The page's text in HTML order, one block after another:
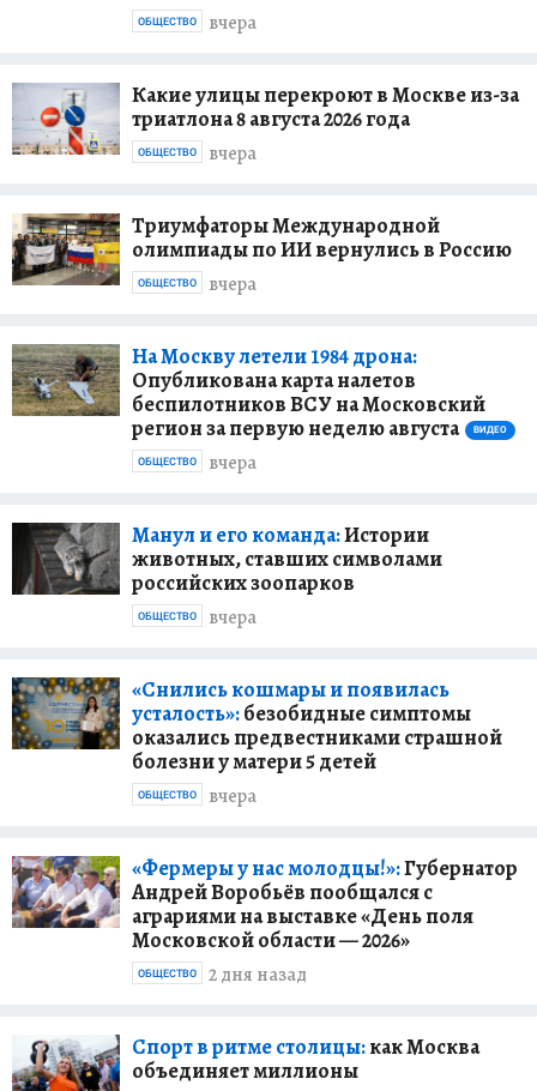
вчера
ОБЩЕСТВО
Какие улицы перекроют в Москве из-за
триатлона 8 августа 2026 года
вчера
ОБЩЕСТВО
Триумфаторы Международной
олимпиады по ИИ вернулись в Россию
вчера
ОБЩЕСТВО
На Москву летели 1984 дрона:
Опубликована карта налетов
беспилотников ВСУ на Московский
регион за первую неделю августа
ВИДЕО
вчера
ОБЩЕСТВО
Манул и его команда:Истории
животных, ставших символами
российских зоопарков
вчера
ОБЩЕСТВО
«Снились кошмары и появилась
усталость»:безобидные симптомы
оказались предвестниками страшной
болезни у матери 5 детей
вчера
ОБЩЕСТВО
«Фермеры у нас молодцы!»:Губернатор
Андрей Воробьёв пообщался с
аграриями на выставке «День поля
Московской области — 2026»
2 дня назад
ОБЩЕСТВО
Спорт в ритме столицы:как Москва
объединяет миллионы